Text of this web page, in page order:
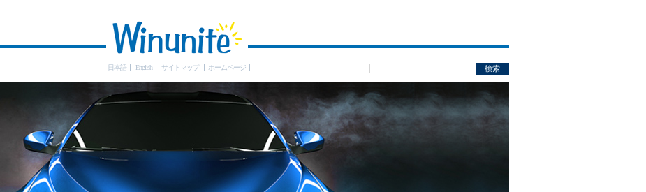
日本語 English サイトマップ ホームページ